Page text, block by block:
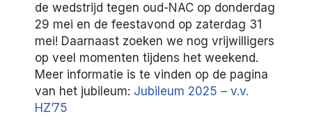
de wedstrijd tegen oud-NAC op donderdag
29 mei en de feestavond op zaterdag 31
mei! Daarnaast zoeken we nog vrijwilligers
op veel momenten tijdens het weekend.
Meer informatie is te vinden op de pagina
van het jubileum: Jubileum 2025 – v.v.
HZ’75